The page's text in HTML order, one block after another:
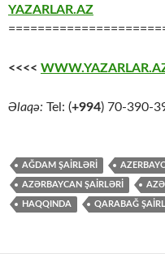
YAZARLAR.AZ
<<<<
Əlaqə: Tel: (+994) 70-390-
AĞDAM ŞAİRLƏRİ
AZƏRBAYCAN ŞAİRLƏRİ
HAQQINDA QARABAĞ